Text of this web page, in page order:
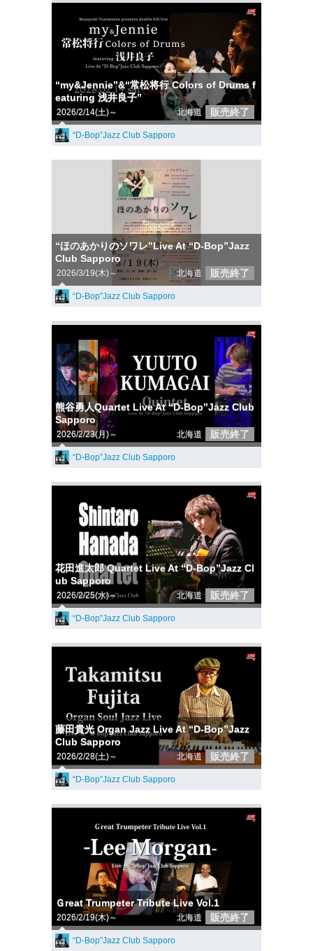
“my&Jennie”&“常松将行 Colors of Drums f
eaturing 浅井良子”
2026/2/14(土)～ 北海道 販売終了
“D-Bop”Jazz Club Sapporo
“ほのあかりのソワレ”Live At “D-Bop”Jazz
Club Sapporo
2026/3/19(木)～ 北海道 販売終了
“D-Bop”Jazz Club Sapporo
熊谷勇人Quartet Live At “D-Bop”Jazz Club
Sapporo
2026/2/23(月)～ 北海道 販売終了
“D-Bop”Jazz Club Sapporo
花田進太郎 Quartet Live At “D-Bop”Jazz Cl
ub Sapporo
2026/2/25(水)～ 北海道 販売終了
“D-Bop”Jazz Club Sapporo
藤田貴光 Organ Jazz Live At “D-Bop”Jazz
Club Sapporo
2026/2/28(土)～ 北海道 販売終了
“D-Bop”Jazz Club Sapporo
Ｇreat Trumpeter Tribute Live Vol.1
2026/2/19(木)～ 北海道 販売終了
“D-Bop”Jazz Club Sapporo